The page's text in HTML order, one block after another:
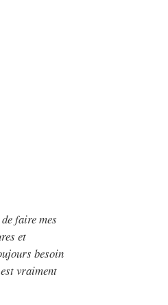
faire mes
et
besoin
vraiment